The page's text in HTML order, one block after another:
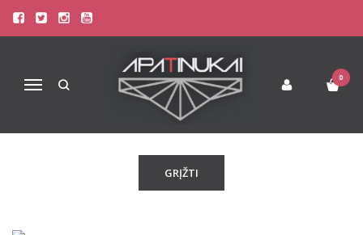
Navigacija
0
GWORLD
Pirkite pagal gamintoją GWorld
Atsiprašome, tačiau pasirinkto gamintojo prekių šiuo metu
GRĮŽTI